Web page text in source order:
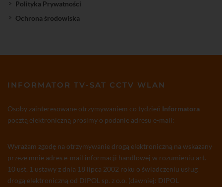
Polityka Prywatności
Ochrona środowiska
INFORMATOR TV-SAT CCTV WLAN
Osoby zainteresowane otrzymywaniem co tydzień Informatora
pocztą elektroniczną prosimy o podanie adresu e-mail:
Wyrażam zgodę na otrzymywanie drogą elektroniczną na wskazany
przeze mnie adres e-mail informacji handlowej w rozumieniu art.
10 ust. 1 ustawy z dnia 18 lipca 2002 roku o świadczeniu usług
drogą elektroniczną od DIPOL sp. z o.o. (dawniej: DIPOL